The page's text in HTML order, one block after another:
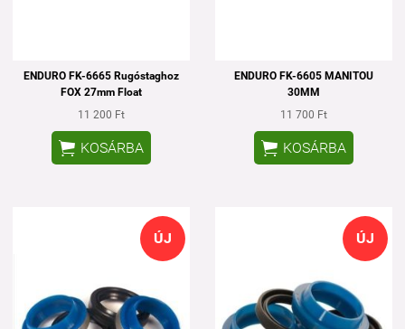
ENDURO FK-6665 Rugóstaghoz
FOX 27mm Float
11 200 Ft
 KOSÁRBA
ENDURO FK-6605 MANITOU
30MM
11 700 Ft
 KOSÁRBA
ÚJ ÚJ